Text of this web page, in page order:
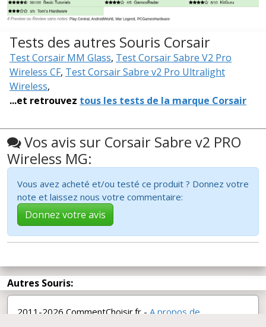
Tests des autres Souris Corsair
Test Corsair MM Glass, Test Corsair Sabre V2 Pro
Wireless CF, Test Corsair Sabre v2 Pro Ultralight
Wireless,
...et retrouvez tous les tests de la marque Corsair
Vos avis sur Corsair Sabre v2 PRO
Wireless MG:
Vous avez acheté et/ou testé ce produit ? Donnez votre
note et laissez nous votre commentaire:
Donnez votre avis
Autres Souris:
2011-2026 CommentChoisir.fr - A propos de